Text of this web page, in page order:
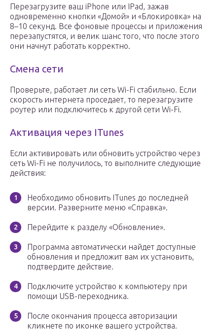
Перезагрузите ваш iPhone или IPad, зажав
одновременно кнопки «Домой» и «Блокировка» на
8–10 секунд. Все фоновые процессы и приложения
перезапустятся, и велик шанс того, что после этого
они начнут работать корректно.
Смена сети
Проверьте, работает ли сеть Wi-Fi стабильно. Если
скорость интернета проседает, то перезагрузите
роутер или подключитесь к другой сети Wi-Fi.
Активация через ITunes
Если активировать или обновить устройство через
сеть Wi-Fi не получилось, то выполните следующие
действия:
Необходимо обновить ITunes до последней
версии. Разверните меню «Справка».
Перейдите к разделу «Обновление».
Программа автоматически найдет доступные
обновления и предложит вам их установить,
подтвердите действие.
Подключите устройство к компьютеру при
помощи USB-переходника.
После окончания процесса авторизации
кликнете по иконке вашего устройства.